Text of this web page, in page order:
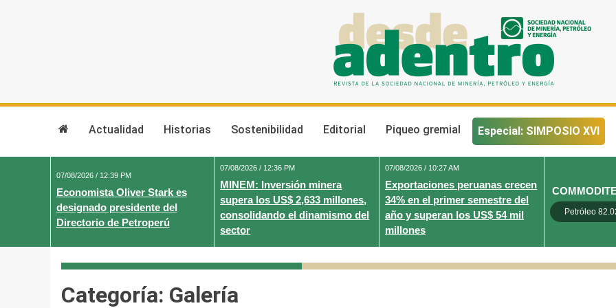
Actualidad Historias Sostenibilidad Editorial Piqueo gremial Especial: SIMPOSIO XVI
07/08/2026 / 12:39 PM
Economista Oliver Stark es
designado presidente del
Directorio de Petroperú
07/08/2026 / 12:36 PM
MINEM: Inversión minera
supera los US$ 2,633 millones,
consolidando el dinamismo del
sector
07/08/2026 / 10:27 AM
Exportaciones peruanas crecen
34% en el primer semestre del
año y superan los US$ 54 mil
millones
Petróleo
Categoría: Galería